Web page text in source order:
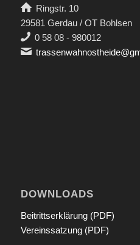
Ringstr. 10
29581 Gerdau / OT Bohlsen
0 58 08 - 980012
DOWNLOADS
Beitrittserklärung (PDF)
Vereinssatzung (PDF)